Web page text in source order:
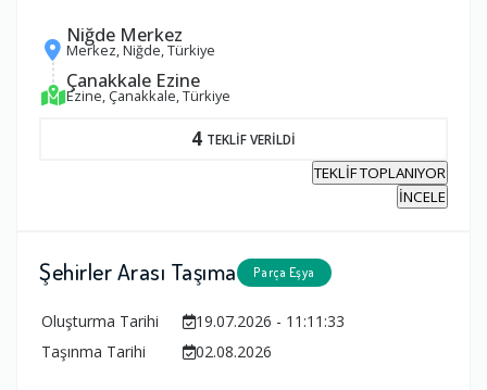
Niğde Merkez
Merkez, Niğde, Türkiye
Çanakkale Ezine
Ezine, Çanakkale, Türkiye
4 TEKLİF VERİLDİ
TEKLİF TOPLANIYOR
İNCELE
Şehirler Arası Taşıma Parça Eşya
Oluşturma Tarihi
19.07.2026 - 11:11:33
Taşınma Tarihi
02.08.2026